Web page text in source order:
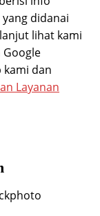
didanai
lihat kami
Google
dan
Layanan